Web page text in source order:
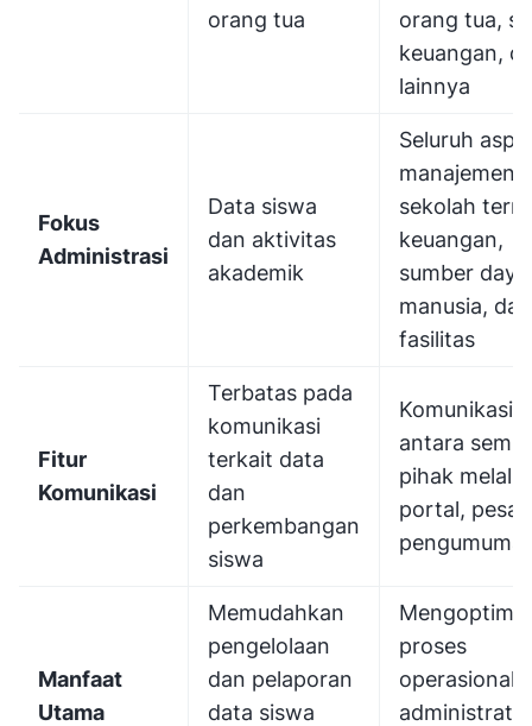
orang tua
orang tua,
keuangan,
lainnya
Fokus
Administrasi
Data siswa
dan aktivitas
akademik
Seluruh
manajemen
sekolah
keuangan,
sumber daya
manusia, dan
fasilitas
Fitur
Komunikasi
Terbatas pada
komunikasi
terkait data
dan
perkembangan
siswa
Komunikasi
antara
pihak melalui
portal,
Manfaat
Utama
Memudahkan
pengelolaan
dan pelaporan
data siswa
proses
operasional
administratif